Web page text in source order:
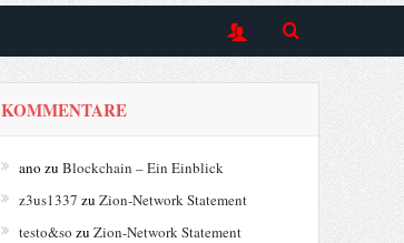
KOMMENTARE
ano zu Blockchain – Ein Einblick
z3us1337 zu Zion-Network Statement
testo&so zu Zion-Network Statement